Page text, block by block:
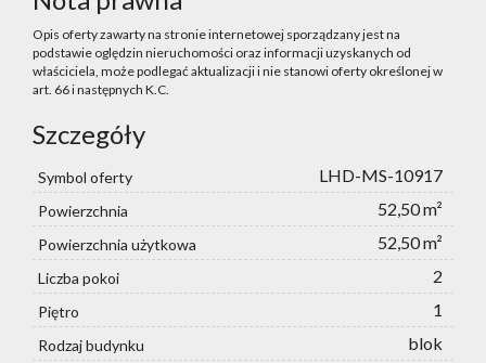
Opis oferty zawarty na stronie internetowej sporządzany jest na
podstawie oględzin nieruchomości oraz informacji uzyskanych od
właściciela, może podlegać aktualizacji i nie stanowi oferty określonej w
art. 66 i następnych K.C.
Szczegóły
Symbol oferty LHD-MS-10917
Powierzchnia 52,50 m²
Powierzchnia użytkowa 52,50 m²
Liczba pokoi 2
Piętro 1
Rodzaj budynku blok